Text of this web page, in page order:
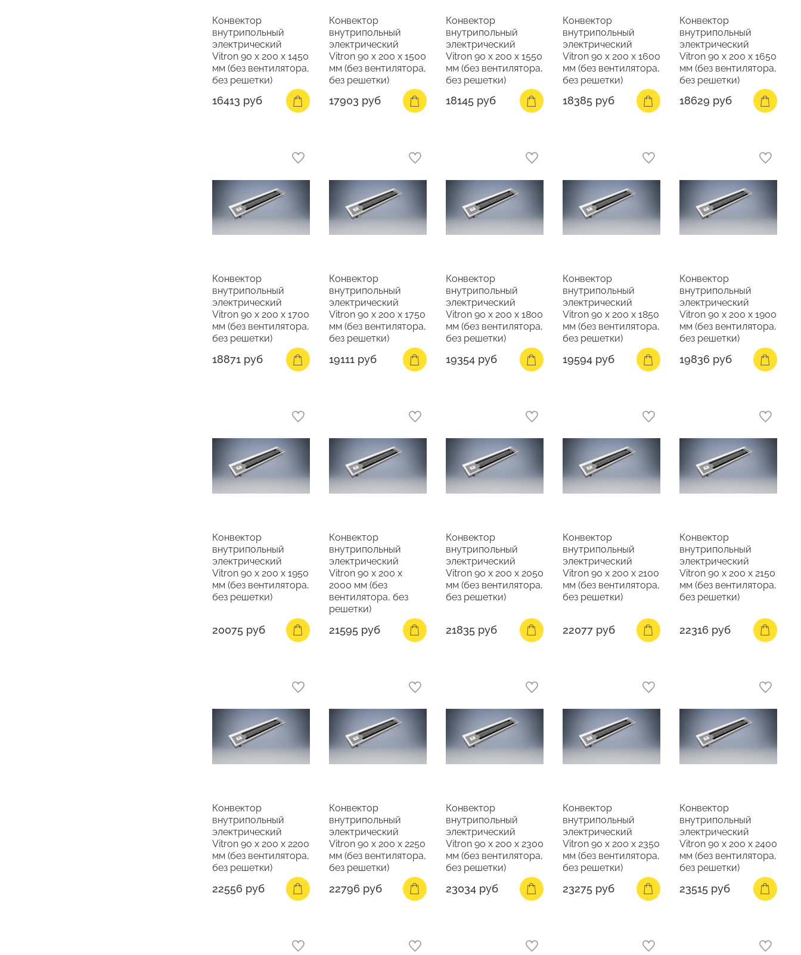
Конвектор
внутрипольный
электрический
Vitron 90 х 200 х 1450
мм (без вентилятора,
без решетки)
16413 руб
Конвектор
внутрипольный
электрический
Vitron 90 х 200 х 1500
мм (без вентилятора,
без решетки)
17903 руб
Конвектор
внутрипольный
электрический
Vitron 90 х 200 х 1550
мм (без вентилятора,
без решетки)
18145 руб
Конвектор
внутрипольный
электрический
Vitron 90 х 200 х 1600
мм (без вентилятора,
без решетки)
18385 руб
Конвектор
внутрипольный
электрический
Vitron 90 х 200 х 1650
мм (без вентилятора,
без решетки)
18629 руб
Конвектор
внутрипольный
электрический
Vitron 90 х 200 х 1700
мм (без вентилятора,
без решетки)
18871 руб
Конвектор
внутрипольный
электрический
Vitron 90 х 200 х 1750
мм (без вентилятора,
без решетки)
19111 руб
Конвектор
внутрипольный
электрический
Vitron 90 х 200 х 1800
мм (без вентилятора,
без решетки)
19354 руб
Конвектор
внутрипольный
электрический
Vitron 90 х 200 х 1850
мм (без вентилятора,
без решетки)
19594 руб
Конвектор
внутрипольный
электрический
Vitron 90 х 200 х 1900
мм (без вентилятора,
без решетки)
19836 руб
Конвектор
внутрипольный
электрический
Vitron 90 х 200 х 1950
мм (без вентилятора,
без решетки)
20075 руб
Конвектор
внутрипольный
электрический
Vitron 90 х 200 х
2000 мм (без
вентилятора, без
решетки)
21595 руб
Конвектор
внутрипольный
электрический
Vitron 90 х 200 х 2050
мм (без вентилятора,
без решетки)
21835 руб
Конвектор
внутрипольный
электрический
Vitron 90 х 200 х 2100
мм (без вентилятора,
без решетки)
22077 руб
Конвектор
внутрипольный
электрический
Vitron 90 х 200 х 2150
мм (без вентилятора,
без решетки)
22316 руб
Конвектор
внутрипольный
электрический
Vitron 90 х 200 х 2200
мм (без вентилятора,
без решетки)
22556 руб
Конвектор
внутрипольный
электрический
Vitron 90 х 200 х 2250
мм (без вентилятора,
без решетки)
22796 руб
Конвектор
внутрипольный
электрический
Vitron 90 х 200 х 2300
мм (без вентилятора,
без решетки)
23034 руб
Конвектор
внутрипольный
электрический
Vitron 90 х 200 х 2350
мм (без вентилятора,
без решетки)
23275 руб
Конвектор
внутрипольный
электрический
Vitron 90 х 200 х 2400
мм (без вентилятора,
без решетки)
23515 руб